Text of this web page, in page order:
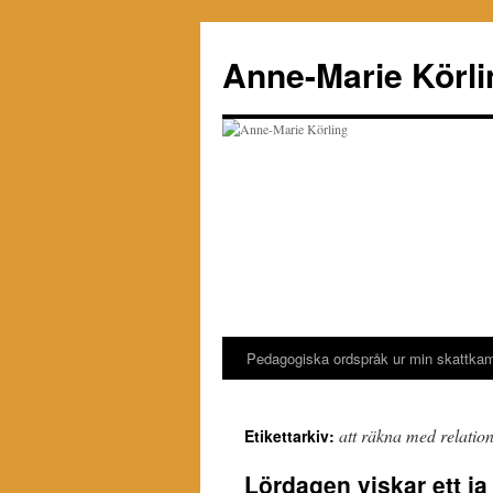
innehåll
Anne-Marie
Pedagogiska ordspråk ur min
Etikettarkiv: att räkna med
Lördagen viskar ett ja